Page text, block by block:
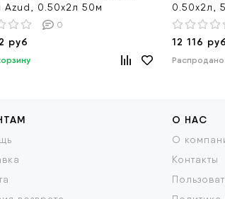
Azud, 0.50х2л 50м
0
руб
0.50х2л,
12 116 руб
Распродано
О НАС
О
Контакты